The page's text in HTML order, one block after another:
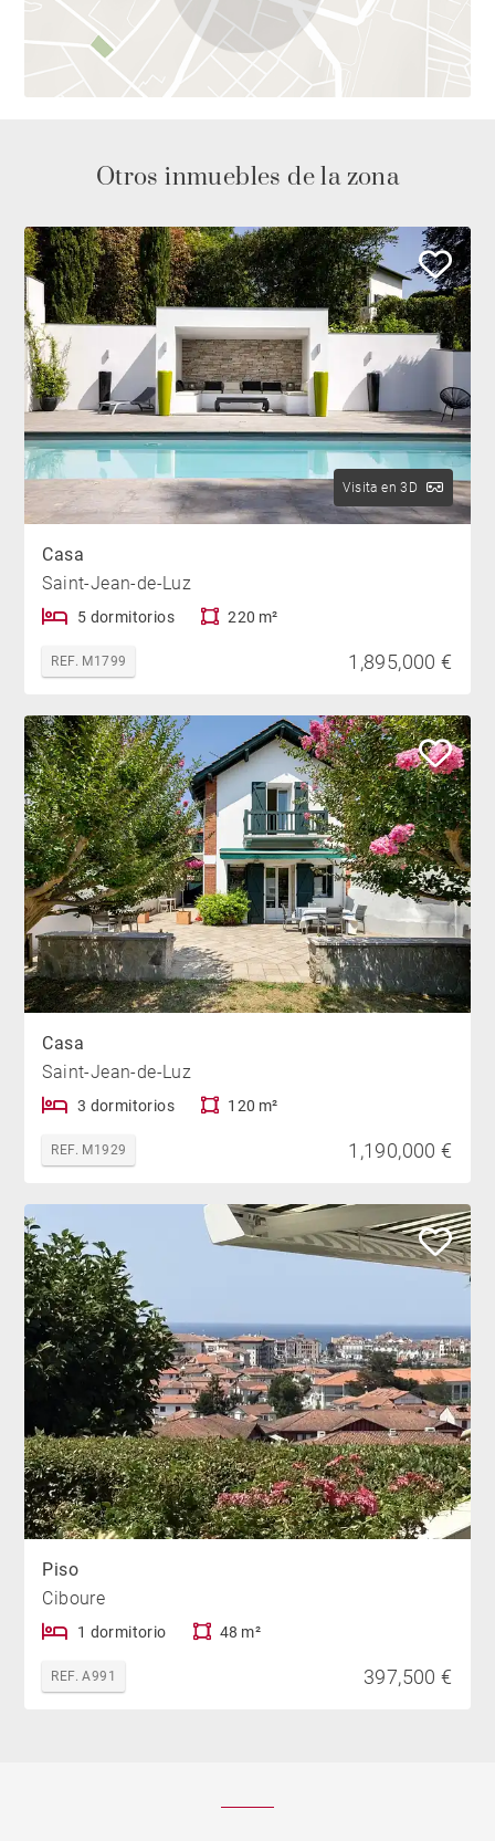
Otros inmuebles de la zona
Visita en 3D
Casa
Saint-Jean-de-Luz
5 dormitorios 220 m²
REF. M1799 1,895,000 €
Casa
Saint-Jean-de-Luz
3 dormitorios 120 m²
REF. M1929 1,190,000 €
Piso
Ciboure
1 dormitorio 48 m²
REF. A991 397,500 €